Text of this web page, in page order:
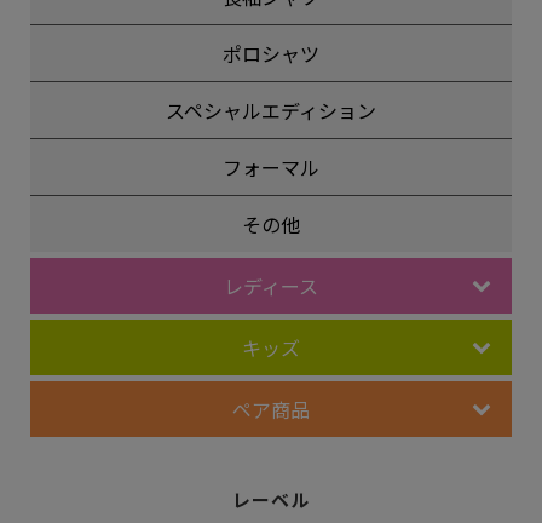
ポロシャツ
スペシャルエディション
フォーマル
その他
レディース
キッズ
ペア商品
レーベル